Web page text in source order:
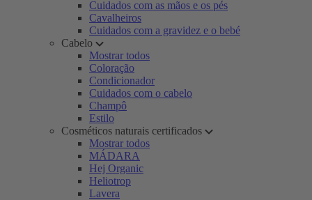
Cuidados com as mãos e os pés
Cavalheiros
Cuidados com a gravidez e o bebé
Cabelo
Mostrar todos
Coloração
Condicionador
Cuidados com o cabelo
Champô
Estilo
Cosméticos naturais certificados
Mostrar todos
MÁDARA
Hej Organic
Heliotrop
Lavera